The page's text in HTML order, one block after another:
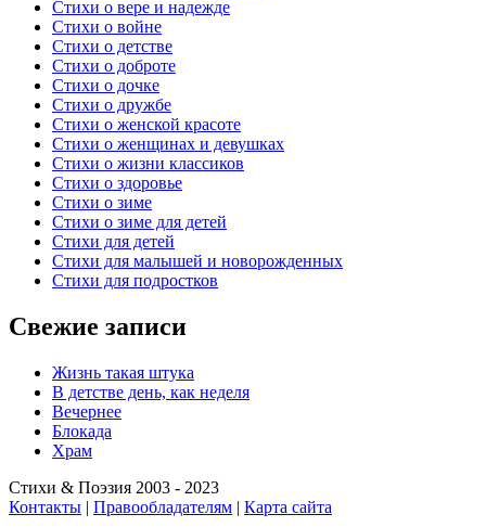
Стихи о вере и надежде
Стихи о войне
Стихи о детстве
Стихи о доброте
Стихи о дочке
Стихи о дружбе
Стихи о женской красоте
Стихи о женщинах и девушках
Стихи о жизни классиков
Стихи о здоровье
Стихи о зиме
Стихи о зиме для детей
Стихи для детей
Стихи для малышей и новорожденных
Стихи для подростков
Свежие записи
Жизнь такая штука
В детстве день, как неделя
Вечернее
Блокада
Храм
Стихи & Поэзия 2003 - 2023
Контакты | Правообладателям | Карта сайта